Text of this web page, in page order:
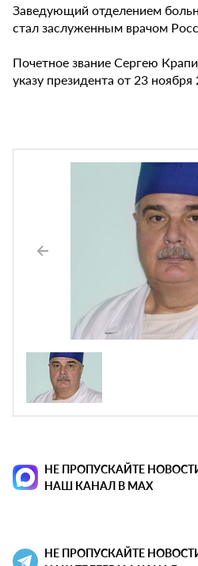
Заведующий отделением
стал заслуженным врачом
Почетное звание Сергею
указу президента от 23 ноября
НЕ ПРОПУСКАЙТЕ
НАШ КАНАЛ В MAX
НЕ ПРОПУСКАЙТЕ